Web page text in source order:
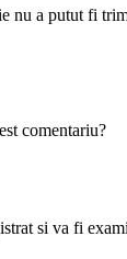
nu a putut fi
comentariu?
si va fi